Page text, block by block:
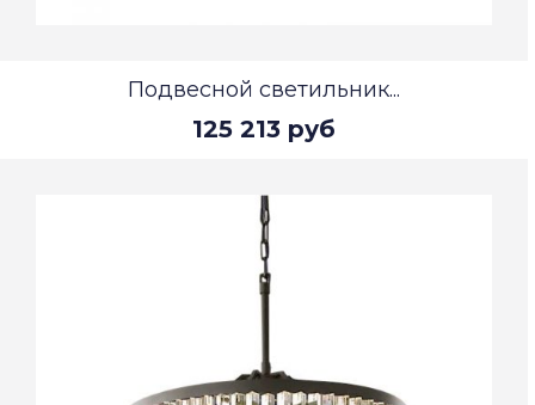
Подвесной светильник...
125 213 руб